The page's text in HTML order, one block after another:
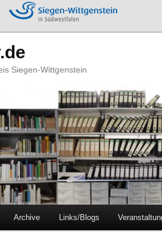
Siegen-Wittgenstein
Archive Links/Blogs